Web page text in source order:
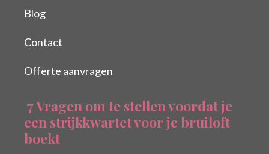
Blog
Contact
Offerte aanvragen
7 Vragen om te stellen voordat je
een strijkkwartet voor je bruiloft
boekt